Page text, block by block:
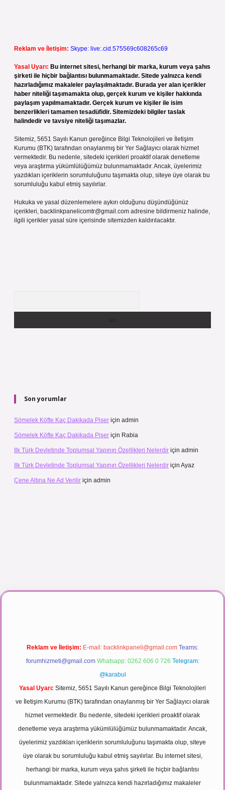
Reklam ve İletişim: Skype: live:.cid.575569c608265c69
Yasal Uyarı: Bu internet sitesi, herhangi bir marka, kurum veya şahıs
şirketi ile hiçbir bağlantısı bulunmamaktadır. Sitede yalnızca kendi
hazırladığımız makaleler paylaşılmaktadır. Burada yer alan içerikler
haber niteliği taşımamakta olup, gerçek kurum ve kişiler hakkında
paylaşım yapılmamaktadır. Gerçek kurum ve kişiler ile isim
benzerlikleri tamamen tesadüfidir. Sitemizdeki bilgiler taslak
halindedir ve tavsiye niteliği taşımazlar.
Sitemiz, 5651 Sayılı Kanun gereğince Bilgi Teknolojileri ve İletişim
Kurumu (BTK) tarafından onaylanmış bir Yer Sağlayıcı olarak hizmet
vermektedir. Bu nedenle, sitedeki içerikleri proaktif olarak denetleme
veya araştırma yükümlülüğümüz bulunmamaktadır. Ancak, üyelerimiz
yazdıkları içeriklerin sorumluluğunu taşımakta olup, siteye üye olarak bu
sorumluluğu kabul etmiş sayılırlar.
Hukuka ve yasal düzenlemelere aykırı olduğunu düşündüğünüz
içerikleri, backlinkpanelicomtr@gmail.com adresine bildirmeniz halinde,
ilgili içerikler yasal süre içerisinde sitemizden kaldırılacaktır.
Son yorumlar
Sömelek Köfte Kaç Dakikada Pişer için admin
Sömelek Köfte Kaç Dakikada Pişer için Rabia
Ilk Türk Devletinde Toplumsal Yapının Özellikleri Nelerdir için admin
Ilk Türk Devletinde Toplumsal Yapının Özellikleri Nelerdir için Ayaz
Çene Altına Ne Ad Verilir için admin
izle
Reklam ve İletişim: E-mail: backlinkpaneli@gmail.com Teams:
forumhizmeti@gmail.com Whatsapp: 0262 606 0 726 Telegram:
@karabul
Yasal Uyarı: Sitemiz, 5651 Sayılı Kanun gereğince Bilgi Teknolojileri
ve İletişim Kurumu (BTK) tarafından onaylanmış bir Yer Sağlayıcı olarak
hizmet vermektedir. Bu nedenle, sitedeki içerikleri proaktif olarak
denetleme veya araştırma yükümlülüğümüz bulunmamaktadır. Ancak,
üyelerimiz yazdıkları içeriklerin sorumluluğunu taşımakta olup, siteye
üye olarak bu sorumluluğu kabul etmiş sayılırlar. Bu internet sitesi,
herhangi bir marka, kurum veya şahıs şirketi ile hiçbir bağlantısı
bulunmamaktadır. Sitede yalnızca kendi hazırladığımız makaleler